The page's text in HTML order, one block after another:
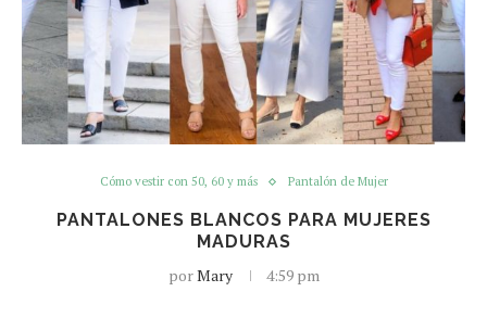
Cómo vestir con 50, 60 y más Pantalón de Mujer
PANTALONES BLANCOS PARA MUJERES
MADURAS
porMary 4:59 pm